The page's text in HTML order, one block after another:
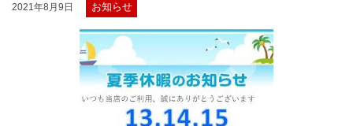
2021年8月9日 お知らせ